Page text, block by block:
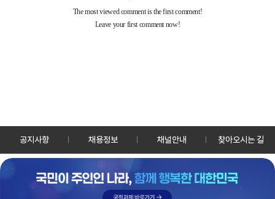
공지사항 채용정보 채널안내 찾아오시는 길
30128 세종특별자치시 정부2청사로 13 한국정책방송원 KTV
TEL: 044-204-8000
Copyrightⓒ KTV 국민방송 All Rights Reserved.